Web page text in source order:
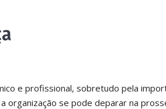
e profissional, sobretudo pela
organização se pode deparar na